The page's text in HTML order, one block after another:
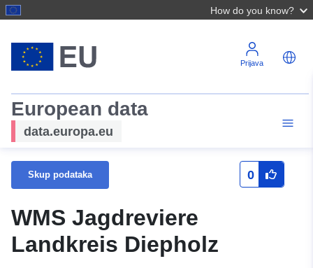
How do you know?
Prijava
European data
data.europa.eu
Skup podataka 0
WMS Jagdreviere
Landkreis Diepholz